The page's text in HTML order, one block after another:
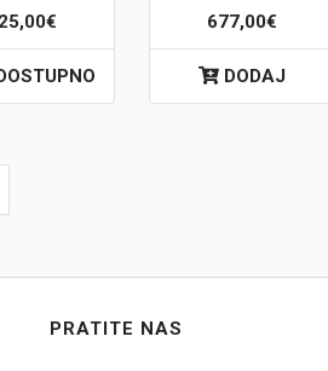
677,00€
DODAJ
PRATITE NAS